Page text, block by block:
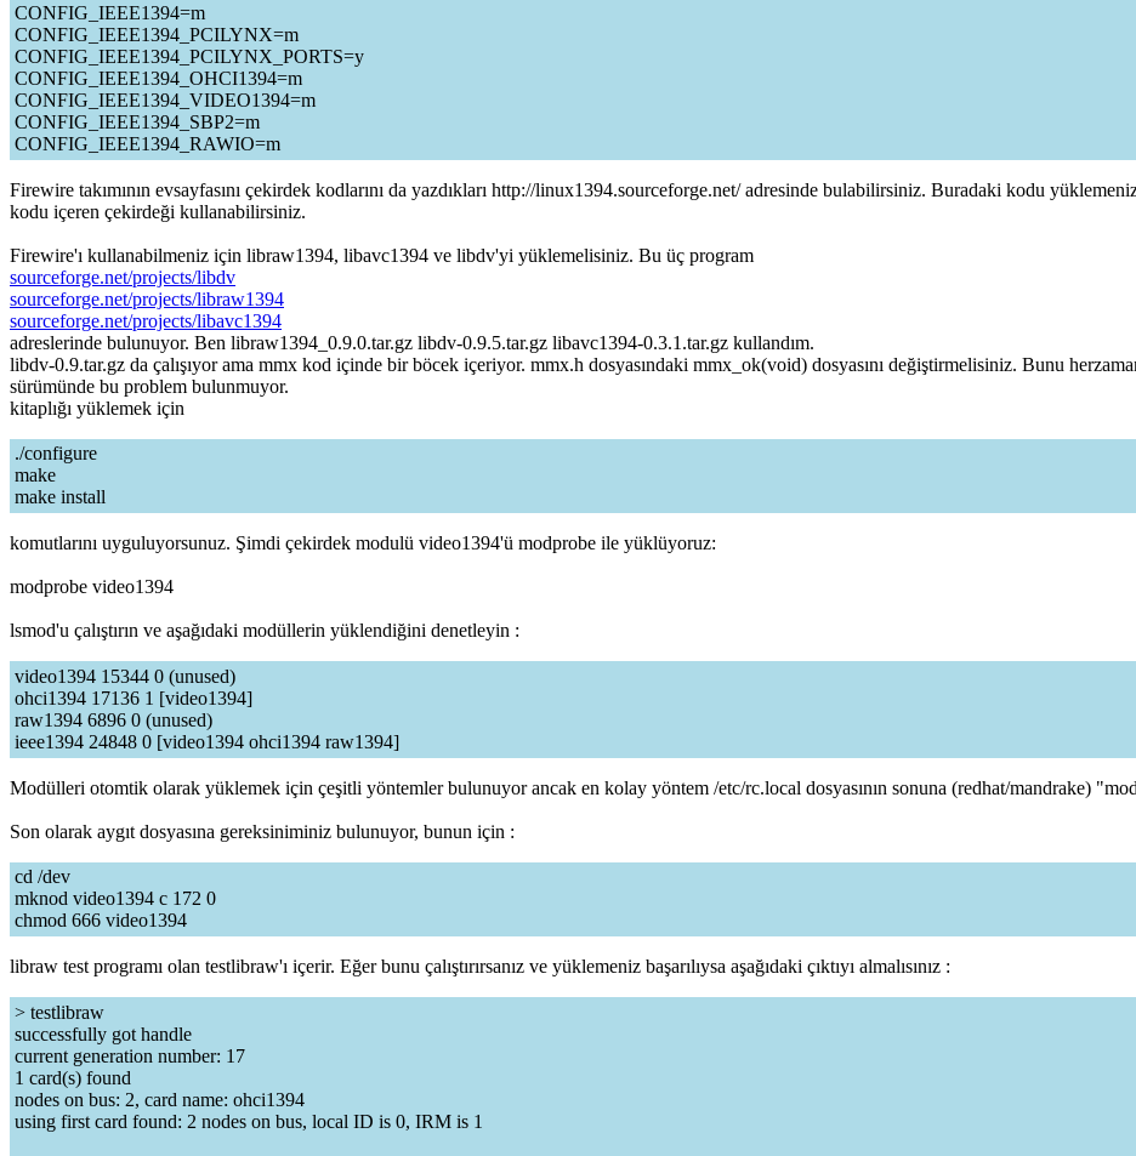
CONFIG_IEEE1394=m
CONFIG_IEEE1394_PCILYNX=m
CONFIG_IEEE1394_PCILYNX_PORTS=y
CONFIG_IEEE1394_OHCI1394=m
CONFIG_IEEE1394_VIDEO1394=m
CONFIG_IEEE1394_SBP2=m
CONFIG_IEEE1394_RAWIO=m
Firewire takımının evsayfasını çekirdek kodlarını da yazdıkları http://linux1394.sourceforge.net/ adresinde bulabilirsiniz. Buradaki kodu
kodu içeren çekirdeği kullanabilirsiniz.
Firewire'ı kullanabilmeniz için libraw1394, libavc1394 ve libdv'yi yüklemelisiniz. Bu üç program
sourceforge.net/projects/libdv
sourceforge.net/projects/libraw1394
sourceforge.net/projects/libavc1394
adreslerinde bulunuyor. Ben libraw1394_0.9.0.tar.gz libdv-0.9.5.tar.gz libavc1394-0.3.1.tar.gz kullandım.
libdv-0.9.tar.gz da çalışıyor ama mmx kod içinde bir böcek içeriyor. mmx.h dosyasındaki mmx_ok(void) dosyasını değiştirmelisiniz. Bunu
sürümünde bu problem bulunmuyor.
kitaplığı yüklemek için
./configure
make
make install
komutlarını uyguluyorsunuz. Şimdi çekirdek modulü video1394'ü modprobe ile yüklüyoruz:
modprobe video1394
lsmod'u çalıştırın ve aşağıdaki modüllerin yüklendiğini denetleyin :
video1394 15344 0 (unused)
ohci1394 17136 1 [video1394]
raw1394 6896 0 (unused)
ieee1394 24848 0 [video1394 ohci1394 raw1394]
Modülleri otomtik olarak yüklemek için çeşitli yöntemler bulunuyor ancak en kolay yöntem /etc/rc.local dosyasının sonuna (redhat/mandrake)
Son olarak aygıt dosyasına gereksiniminiz bulunuyor, bunun için :
cd /dev
mknod video1394 c 172 0
chmod 666 video1394
libraw test programı olan testlibraw'ı içerir. Eğer bunu çalıştırırsanız ve yüklemeniz başarılıysa aşağıdaki çıktıyı almalısınız :
> testlibraw
successfully got handle
current generation number: 17
1 card(s) found
nodes on bus: 2, card name: ohci1394
using first card found: 2 nodes on bus, local ID is 0, IRM is 1